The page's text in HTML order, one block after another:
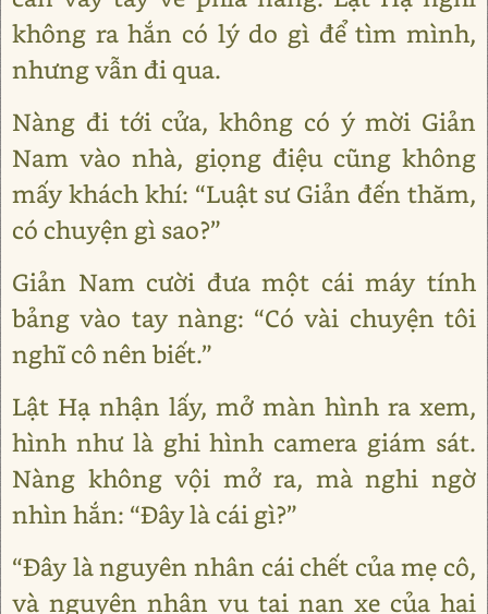
không ra hắn có lý do gì để tìm mình,
nhưng vẫn đi qua.
Nàng đi tới cửa, không có ý mời Giản
Nam vào nhà, giọng điệu cũng không
mấy khách khí: “Luật sư Giản đến thăm,
có chuyện gì sao?”
Giản Nam cười đưa một cái máy tính
bảng vào tay nàng: “Có vài chuyện tôi
nghĩ cô nên biết.”
Lật Hạ nhận lấy, mở màn hình ra xem,
hình như là ghi hình camera giám sát.
Nàng không vội mở ra, mà nghi ngờ
nhìn hắn: “Đây là cái gì?”
“Đây là nguyên nhân cái chết của mẹ cô,
và nguyên nhân vụ tai nạn xe của hai